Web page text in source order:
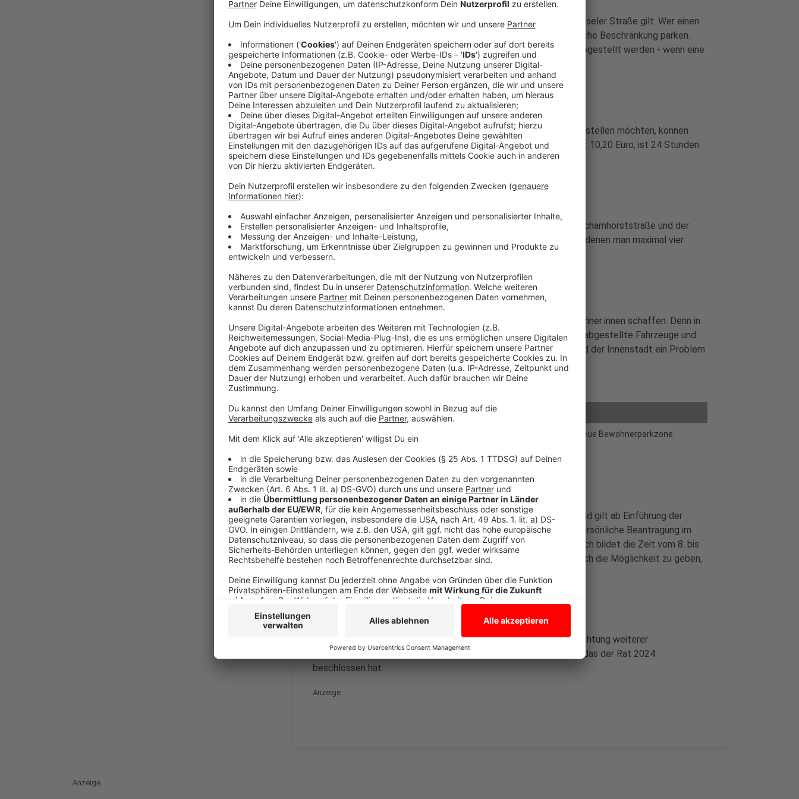
Für die Bewohnerparkzone M zwischen Aasee, Kolde-Ring und Weseler Straße gilt: Wer einen
Bewohnerparkausweis hat, kann im gesamten Quartier ohne zeitliche Beschränkung parken.
Ohne Parkausweis kann ein Fahrzeug nur maximal zwei Stunden abgestellt werden - wenn eine
Parkscheibe ausliegt.
Anzeige
Für Gäste, die ein Fahrzeug länger als zwei Stunden im Quartier abstellen möchten, können
Anwohner:innen einen Besucherparkausweis beantragen. Er kostet 10,20 Euro, ist 24 Stunden
gültig und sowohl online als auch im Stadthaus 1 erhältlich.
Anzeige
Ausnahmen zu dieser Regelung finden sich in Teilen entlang der Scharnhorststraße und der
Bismarckallee. Hier wird es Parkplätze mit Parkschein geben, auf denen man maximal vier
Stunden parken kann.
Anzeige
Mit der Regelung will die Stadt Münster mehr Parkraum für Anwohner:innen schaffen. Denn in
zentral gelegenen Quartieren wie Pluggendorf stellen langfristig abgestellte Fahrzeuge und
Parksuchverkehr durch Pendler:innen sowie Gäste des Aasees und der Innenstadt ein Problem
dar.
©Stadt Münster
Zwischen Aasee, Kolde-Ring und Weseler Straße erstreckt sich die neue Bewohnerparkzone
Pluggendorf (ggf. anklicken für ganze Ansicht).
Anzeige
Der Bewohnerparkausweis kann für 260 Euro beantragt werden und gilt ab Einführung der
Parkzone für ein Jahr.Hier alle Infos zum Online-Antrag.Für die persönliche Beantragung im
Bürgerbüro empfiehlt die Stadt eine Terminvereinbarung. Zusätzlich bildet die Zeit vom 8. bis
zum 22. Juni einen Übergangszeitraum, um allen Anwohnenden noch die Möglichkeit zu geben,
Anzeige
Pluggendorf ist die elfte Bewohnerparkzone in Münster. Die Einrichtung weiterer
Bewohnerparkzonen ist Teil des Integrierten Parkraumkonzepts, das der Rat 2024
beschlossen hat.
Anzeige
Anzeige